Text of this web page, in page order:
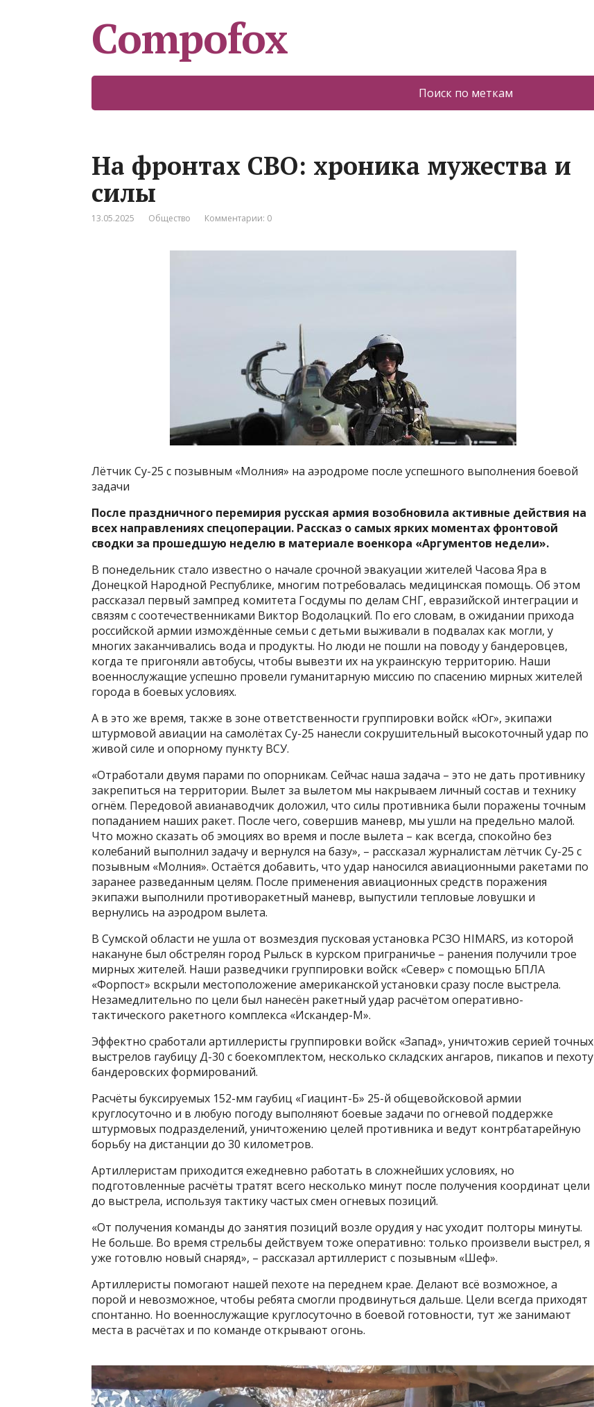
Compofox
Поиск по меткам
На фронтах СВО: хроника мужества и
силы
13.05.2025 Общество Комментарии: 0
Лётчик Су-25 с позывным «Молния» на аэродроме после успешного выполнения боевой
задачи
После праздничного перемирия русская армия возобновила активные действия на
всех направлениях спецоперации. Рассказ о самых ярких моментах фронтовой
сводки за прошедшую неделю в материале военкора «Аргументов недели».
В понедельник стало известно о начале срочной эвакуации жителей Часова Яра в
Донецкой Народной Республике, многим потребовалась медицинская помощь. Об этом
рассказал первый зампред комитета Госдумы по делам СНГ, евразийской интеграции и
связям с соотечественниками Виктор Водолацкий. По его словам, в ожидании прихода
российской армии измождённые семьи с детьми выживали в подвалах как могли, у
многих заканчивались вода и продукты. Но люди не пошли на поводу у бандеровцев,
когда те пригоняли автобусы, чтобы вывезти их на украинскую территорию. Наши
военнослужащие успешно провели гуманитарную миссию по спасению мирных жителей
города в боевых условиях.
А в это же время, также в зоне ответственности группировки войск «Юг», экипажи
штурмовой авиации на самолётах Су-25 нанесли сокрушительный высокоточный удар по
живой силе и опорному пункту ВСУ.
«Отработали двумя парами по опорникам. Сейчас наша задача – это не дать противнику
закрепиться на территории. Вылет за вылетом мы накрываем личный состав и технику
огнём. Передовой авианаводчик доложил, что силы противника были поражены точным
попаданием наших ракет. После чего, совершив маневр, мы ушли на предельно малой.
Что можно сказать об эмоциях во время и после вылета – как всегда, спокойно без
колебаний выполнил задачу и вернулся на базу», – рассказал журналистам лётчик Су-25 с
позывным «Молния». Остаётся добавить, что удар наносился авиационными ракетами по
заранее разведанным целям. После применения авиационных средств поражения
экипажи выполнили противоракетный маневр, выпустили тепловые ловушки и
вернулись на аэродром вылета.
В Сумской области не ушла от возмездия пусковая установка РСЗО HIMARS, из которой
накануне был обстрелян город Рыльск в курском приграничье – ранения получили трое
мирных жителей. Наши разведчики группировки войск «Север» с помощью БПЛА
«Форпост» вскрыли местоположение американской установки сразу после выстрела.
Незамедлительно по цели был нанесён ракетный удар расчётом оперативно-
тактического ракетного комплекса «Искандер-М».
Эффектно сработали артиллеристы группировки войск «Запад», уничтожив серией точных
выстрелов гаубицу Д-30 с боекомплектом, несколько складских ангаров, пикапов и пехоту
бандеровских формирований.
Расчёты буксируемых 152-мм гаубиц «Гиацинт-Б» 25-й общевойсковой армии
круглосуточно и в любую погоду выполняют боевые задачи по огневой поддержке
штурмовых подразделений, уничтожению целей противника и ведут контрбатарейную
борьбу на дистанции до 30 километров.
Артиллеристам приходится ежедневно работать в сложнейших условиях, но
подготовленные расчёты тратят всего несколько минут после получения координат цели
до выстрела, используя тактику частых смен огневых позиций.
«От получения команды до занятия позиций возле орудия у нас уходит полторы минуты.
Не больше. Во время стрельбы действуем тоже оперативно: только произвели выстрел, я
уже готовлю новый снаряд», – рассказал артиллерист с позывным «Шеф».
Артиллеристы помогают нашей пехоте на переднем крае. Делают всё возможное, а
порой и невозможное, чтобы ребята смогли продвинуться дальше. Цели всегда приходят
спонтанно. Но военнослужащие круглосуточно в боевой готовности, тут же занимают
места в расчётах и по команде открывают огонь.